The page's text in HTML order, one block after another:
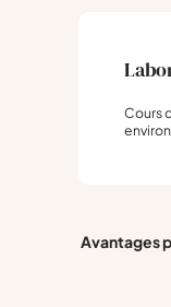
Cours
Avantages